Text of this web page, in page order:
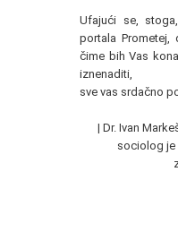
Ufajući se,
portala
čime bih Vas
iznenaditi,
sve vas srdačno
| Dr. Ivan
sociolog je